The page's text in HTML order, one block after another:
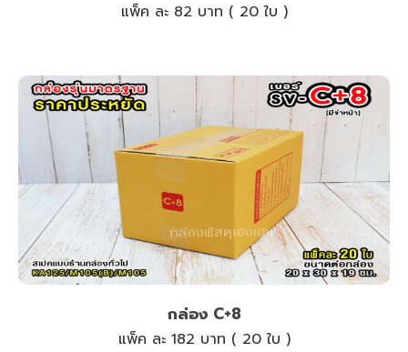
แพ็ค ละ 82 บาท ( 20 ใบ )
กล่อง C+8
แพ็ค ละ 182 บาท ( 20 ใบ )